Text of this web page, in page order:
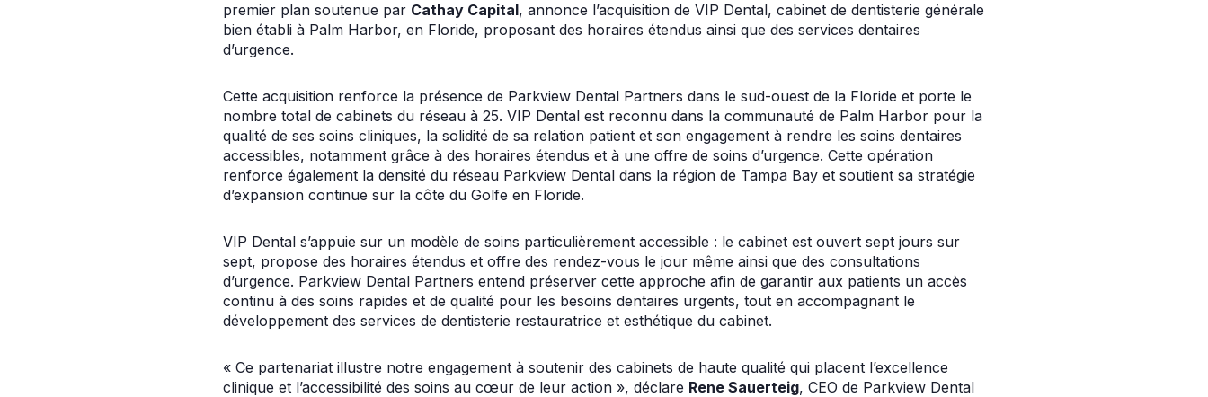
premier plan soutenue par Cathay Capital, annonce l’acquisition de VIP Dental, cabinet de dentisterie générale
bien établi à Palm Harbor, en Floride, proposant des horaires étendus ainsi que des services dentaires
d’urgence.
Cette acquisition renforce la présence de Parkview Dental Partners dans le sud-ouest de la Floride et porte le
nombre total de cabinets du réseau à 25. VIP Dental est reconnu dans la communauté de Palm Harbor pour la
qualité de ses soins cliniques, la solidité de sa relation patient et son engagement à rendre les soins dentaires
accessibles, notamment grâce à des horaires étendus et à une offre de soins d’urgence. Cette opération
renforce également la densité du réseau Parkview Dental dans la région de Tampa Bay et soutient sa stratégie
d’expansion continue sur la côte du Golfe en Floride.
VIP Dental s’appuie sur un modèle de soins particulièrement accessible : le cabinet est ouvert sept jours sur
sept, propose des horaires étendus et offre des rendez-vous le jour même ainsi que des consultations
d’urgence. Parkview Dental Partners entend préserver cette approche afin de garantir aux patients un accès
continu à des soins rapides et de qualité pour les besoins dentaires urgents, tout en accompagnant le
développement des services de dentisterie restauratrice et esthétique du cabinet.
« Ce partenariat illustre notre engagement à soutenir des cabinets de haute qualité qui placent l’excellence
clinique et l’accessibilité des soins au cœur de leur action », déclare Rene Sauerteig, CEO de Parkview Dental